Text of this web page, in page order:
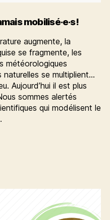
mobilisé·e·s!
augmente, la
se fragmente, les
météorologiques
se multiplient…
Aujourd’hui il est plus
sommes alertés
qui modélisent le